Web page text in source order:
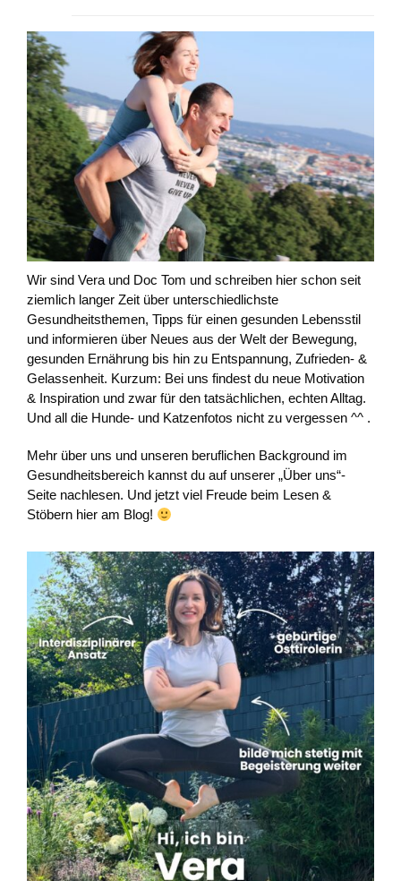
Wir sind Vera und Doc Tom und schreiben hier schon seit
ziemlich langer Zeit über unterschiedlichste
Gesundheitsthemen, Tipps für einen gesunden Lebensstil
und informieren über Neues aus der Welt der Bewegung,
gesunden Ernährung bis hin zu Entspannung, Zufrieden- &
Gelassenheit. Kurzum: Bei uns findest du neue Motivation
& Inspiration und zwar für den tatsächlichen, echten Alltag.
Und all die Hunde- und Katzenfotos nicht zu vergessen ^^ .
Mehr über uns und unseren beruflichen Background im
Gesundheitsbereich kannst du auf unserer „Über uns“-
Seite nachlesen. Und jetzt viel Freude beim Lesen &
Stöbern hier am Blog!